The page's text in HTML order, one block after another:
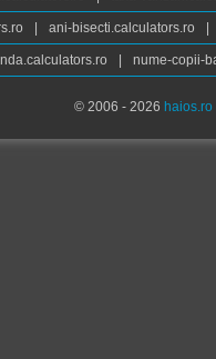
ani-bisecti.calculators.ro
nume-copii-
© 2006 - 2026 haios.ro